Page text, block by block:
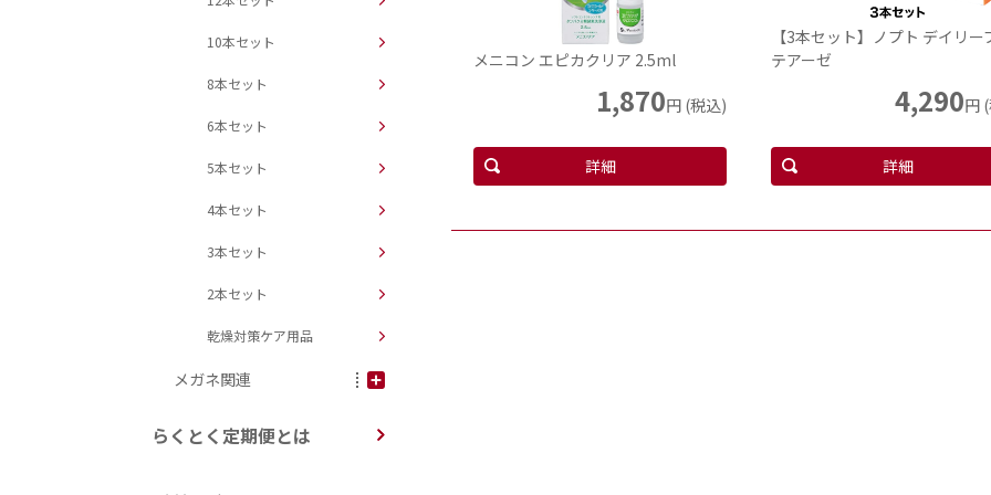
10本セット
8本セット
6本セット
5本セット
4本セット
3本セット
2本セット
乾燥対策ケア用品
メガネ関連
らくとく定期便とは
メニコン エピカクリア 2.5ml
1,870円 (税込)
詳細
【3本セット】ノプト デイリー
テアーゼ
4,290円
詳細